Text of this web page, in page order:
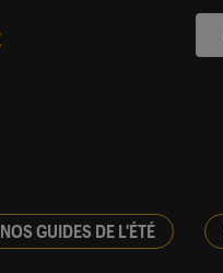
NOS GUIDES DE L'ÉTÉ